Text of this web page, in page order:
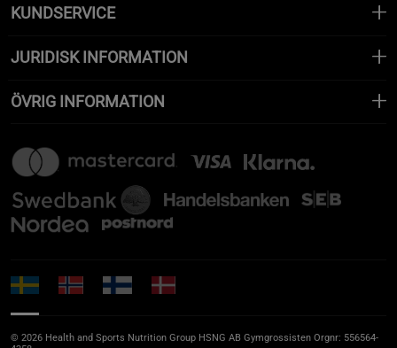
KUNDSERVICE
JURIDISK INFORMATION
ÖVRIG INFORMATION
© 2026 Health and Sports Nutrition Group HSNG AB Gymgrossisten Orgnr: 556564-